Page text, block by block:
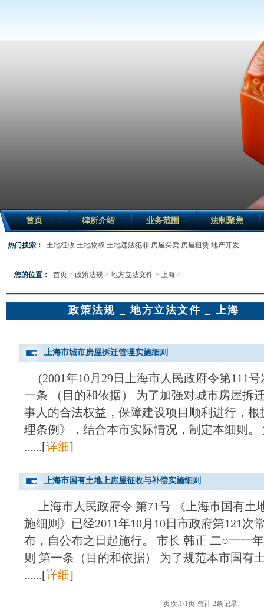
首页 律所介绍 业务范围 法制聚焦
热门搜索： 土地征收 土地物权 土地违法犯罪 房屋买卖 房屋租赁 地产开发
您的位置： 首页 > 政策法规 > 地方立法文件 > 上海 >
政策法规 _ 地方立法文件 _ 上海
上海市城市房屋拆迁管理实施细则
(2001年10月29日上海市人民政府令第111
一条 （目的和依据） 为了加强对城市房屋拆
事人的合法权益，保障建设项目顺利进行，
理条例》，结合本市实际情况，制定本细则
......[详细]
上海市国有土地上房屋征收与补偿实施细则
上海市人民政府令 第71号 《上海市国有土
施细则》已经2011年10月10日市政府第121次
布，自公布之日起施行。 市长 韩正 二○一一
则 第一条（目的和依据） 为了规范本市国有
......[详细]
页次:1/1页 总计:2条记录